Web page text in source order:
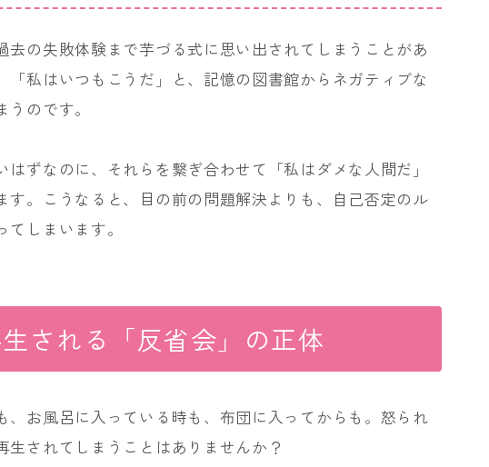
去の失敗体験まで芋づる式に思い出されてしまうことがあ
「私はいつもこうだ」と、記憶の図書館からネガティブな
のです。
ずなのに、それらを繋ぎ合わせて「私はダメな人間だ」
す。こうなると、目の前の問題解決よりも、自己否定のル
しまいます。
される「反省会」の正体
、お風呂に入っている時も、布団に入ってからも。怒られ
されてしまうことはありませんか？